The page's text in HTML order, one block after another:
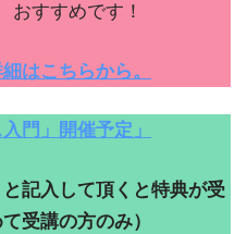
おすすめです！
はこちらから。
門」開催予定」
記入して頂くと特典が受
受講の方のみ）